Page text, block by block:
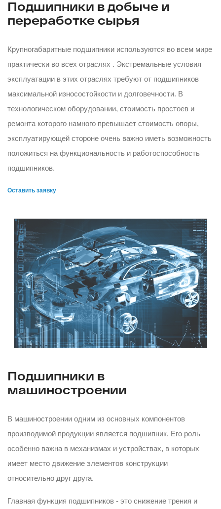
Подшипники в добыче и
переработке сырья
Крупногабаритные подшипники используются во всем мире
практически во всех отраслях . Экстремальные условия
эксплуатации в этих отраслях требуют от подшипников
максимальной износостойкости и долговечности. В
технологическом оборудовании, стоимость простоев и
ремонта которого намного превышает стоимость опоры,
эксплуатирующей стороне очень важно иметь возможность
положиться на функциональность и работоспособность
подшипников.
Оставить заявку
Подшипники в
машиностроении
В машиностроении одним из основных компонентов
производимой продукции является подшипник. Его роль
особенно важна в механизмах и устройствах, в которых
имеет место движение элементов конструкции
относительно друг друга.
Главная функция подшипников - это снижение трения и